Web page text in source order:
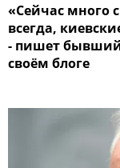
«Сейчас много
всегда,
- пишет
своём блоге